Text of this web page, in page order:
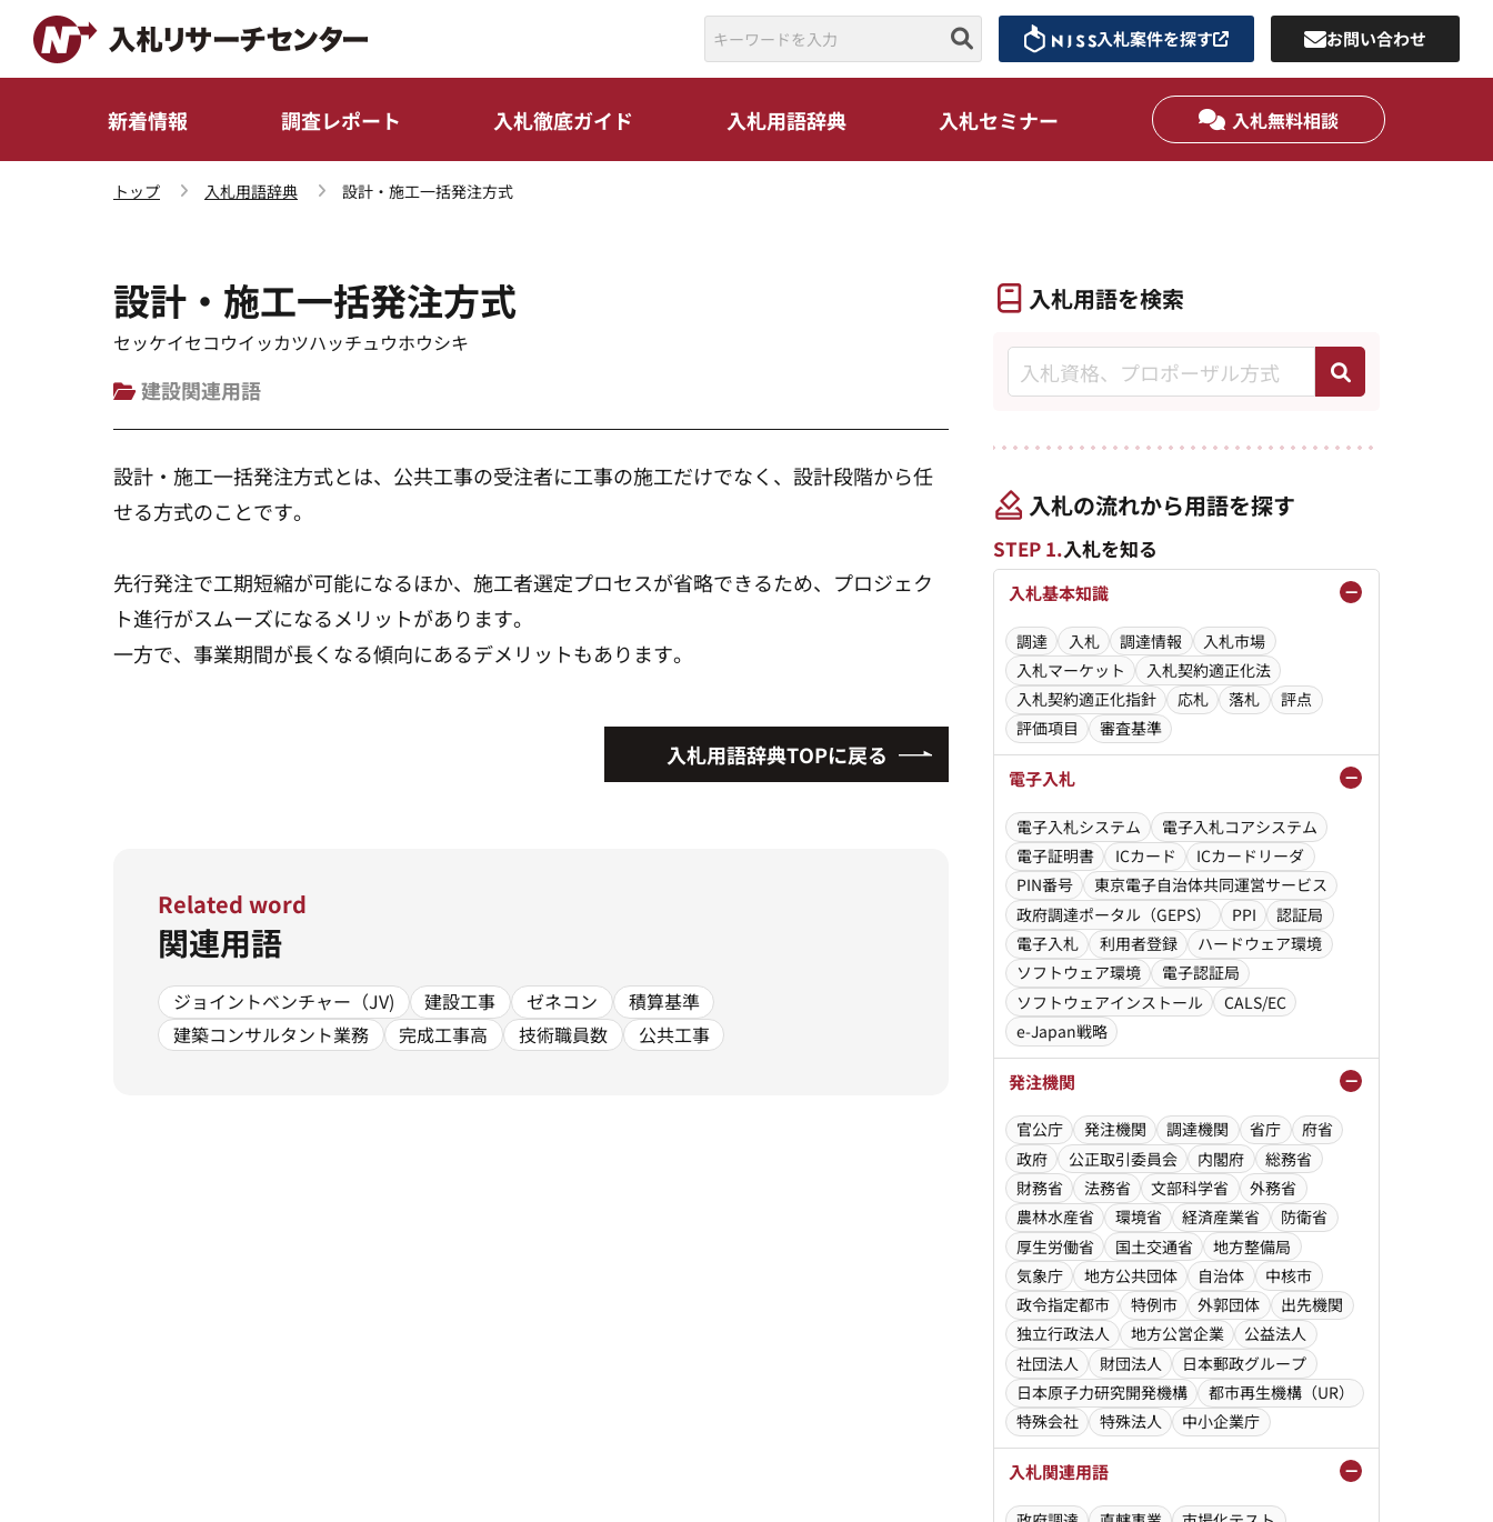
入札案件を探す お問い合わせ
新着情報 調査レポート 入札徹底ガイド 入札用語辞典 入札セミナー 入札無料相談
トップ 入札用語辞典 設計・施工一括発注方式
設計・施工一括発注方式
セッケイセコウイッカツハッチュウホウシキ
建設関連用語
設計・施工一括発注方式とは、公共工事の受注者に工事の施工だけでなく、設計段階から任
せる方式のことです。
先行発注で工期短縮が可能になるほか、施工者選定プロセスが省略できるため、プロジェク
ト進行がスムーズになるメリットがあります。
一方で、事業期間が長くなる傾向にあるデメリットもあります。
入札用語辞典TOPに戻る
Related word
関連用語
ジョイントベンチャー（JV) 建設工事 ゼネコン
積算基準
建築コンサルタント業務
完成工事高 技術職員数 公共工事
入札用語を検索
入札の流れから用語を探す
STEP 1.入札を知る
入札基本知識
調達 入札 調達情報
入札市場
入札マーケット
入札契約適正化法
入札契約適正化指針
応札 落札
評点
評価項目
審査基準
電子入札
電子入札システム
電子入札コアシステム
電子証明書
ICカード
ICカードリーダ
PIN番号
東京電子自治体共同運営サービス
政府調達ポータル（GEPS）
PPI
認証局
電子入札
利用者登録
ハードウェア環境
ソフトウェア環境
電子認証局
ソフトウェアインストール
CALS/EC
e-Japan戦略
発注機関
官公庁 発注機関 調達機関 省庁
府省
政府
公正取引委員会 内閣府
総務省
財務省
法務省 文部科学省
外務省
農林水産省
環境省 経済産業省
防衛省
厚生労働省
国土交通省
地方整備局
気象庁
地方公共団体 自治体
中核市
政令指定都市
特例市 外郭団体
出先機関
独立行政法人
地方公営企業
公益法人
社団法人
財団法人
日本郵政グループ
日本原子力研究開発機構
都市再生機構（UR）
特殊会社
特殊法人 中小企業庁
入札関連用語